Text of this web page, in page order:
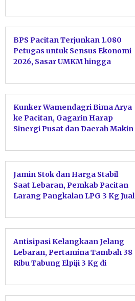
BPS Pacitan Terjunkan 1.080
Petugas untuk Sensus Ekonomi
2026, Sasar UMKM hingga
Kunker Wamendagri Bima Arya
ke Pacitan, Gagarin Harap
Sinergi Pusat dan Daerah Makin
Jamin Stok dan Harga Stabil
Saat Lebaran, Pemkab Pacitan
Larang Pangkalan LPG 3 Kg Jual
Antisipasi Kelangkaan Jelang
Lebaran, Pertamina Tambah 38
Ribu Tabung Elpiji 3 Kg di